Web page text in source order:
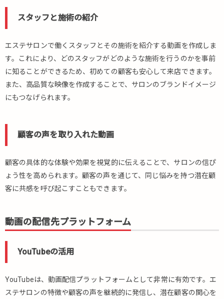
スタッフと施術の紹介
エステサロンで働くスタッフとその施術を紹介する動画を作成しま
す。これにより、どのスタッフがどのような施術を行うのかを事前
に知ることができるため、初めての顧客も安心して来店できます。
また、高品質な映像を作成することで、サロンのブランドイメージ
にもつなげられます。
顧客の声を取り入れた動画
顧客の具体的な体験や効果を視覚的に伝えることで、サロンの信ぴ
ょう性を高められます。顧客の声を通じて、同じ悩みを持つ潜在顧
客に共感を呼び起こすこともできます。
動画の配信先プラットフォーム
YouTubeの活用
YouTubeは、動画配信プラットフォームとして非常に有効です。エ
ステサロンの特徴や顧客の声を継続的に発信し、潜在顧客の関心を